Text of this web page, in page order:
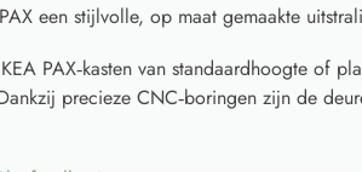
een stijlvolle, op maat gemaakte
PAX‑kasten van standaardhoogte of
precieze CNC‑boringen zijn de